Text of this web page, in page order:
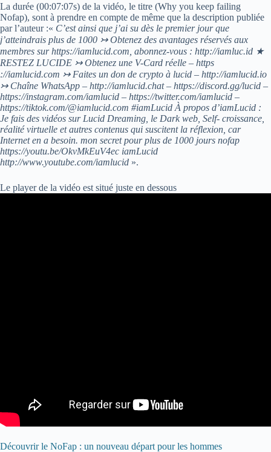
La durée (00:07:07s) de la vidéo, le titre (Why you keep failing
Nofap), sont à prendre en compte de même que la description publiée
par l’auteur :« C’est ainsi que j’ai su dès le premier jour que
j’atteindrais plus de 1000 ↣ Obtenez des avantages réservés aux
membres sur https://iamlucid.com, abonnez-vous : http://iamluc.id ★
RESTEZ LUCIDE ↣ Obtenez une V-Card réelle – https
://iamlucid.com ↣ Faites un don de crypto à lucid – http://iamlucid.io
↣ Chaîne WhatsApp – http://iamlucid.chat – https://discord.gg/lucid –
https://instagram.com/iamlucid – https://twitter.com/iamlucid –
https://tiktok.com/@iamlucid.com #iamLucid À propos d’iamLucid :
Je fais des vidéos sur Lucid Dreaming, le Dark web, Self- croissance,
réalité virtuelle et autres contenus qui suscitent la réflexion, car
Internet en a besoin. mon secret pour plus de 1000 jours nofap
https://youtu.be/OkvMkEuV4ec iamLucid
http://www.youtube.com/iamlucid ».
Le player de la vidéo est situé juste en dessous
Découvrir le NoFap : un nouveau départ pour les hommes